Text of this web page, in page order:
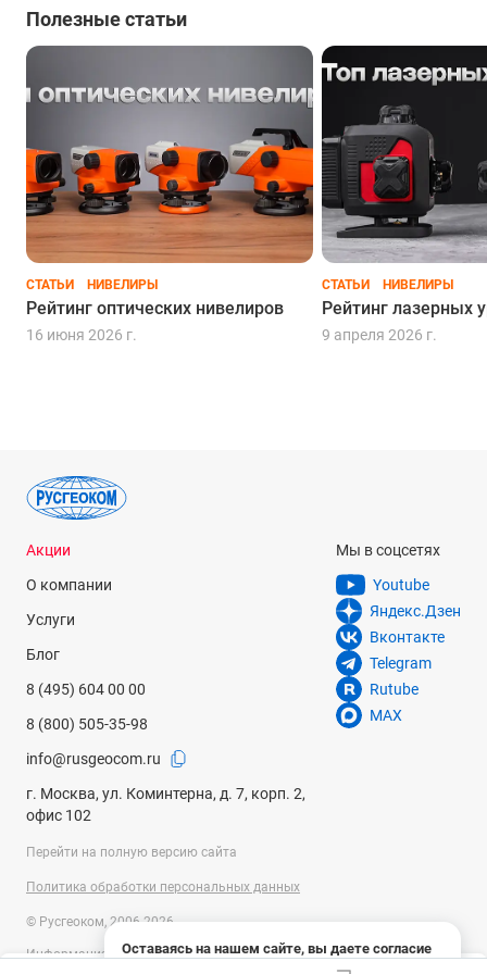
электронные приборы имеют ограничения: нивелиры
работают только с рейками своего производителя, так как
штрих-коды различаются между брендами.
Использование цифровых приборов наиболее эффективно
при выполнении высокоточных геодезических работ:
мониторинге осадки зданий, строительстве ответственных
сооружений — туннелей, мостов, путепроводов, дамб и т.п.
Выбор нивелира — ответственная задача. Наши
цифровых устройств, а также по всем особенностям
отдельных брендов и моделей. Так вы сможете уверенно
Полезные статьи
СТАТЬИ НИВЕЛИРЫ
Рейтинг оптических нивелиров
16 июня 2026 г.
СТАТЬИ НИВЕЛИРЫ
Рейтинг лазерных
9 апреля 2026 г.
Оставаясь на нашем сайте, вы даете согласие
на использование файлов cookies и сбор данных
Акции
О компании
Услуги
Блог
8 (495) 604 00 00
8 (800) 505-35-98
info@rusgeocom.ru
г. Москва, ул. Коминтерна, д. 7, корп. 2,
офис 102
Мы в соцсетях
Youtube
Яндекс.Дзен
Вконтакте
Telegram
Rutube
MAX
Перейти на полную версию сайта
Политика обработки персональных данных
© Русгеоком, 2006-2026
Информация на сайте носит справочный характер и не является